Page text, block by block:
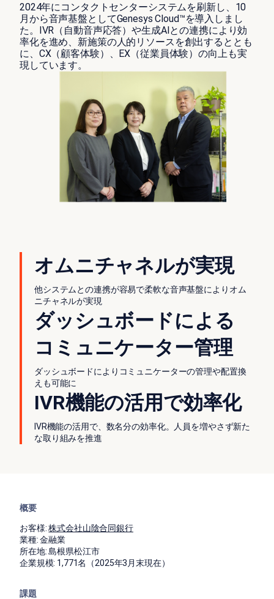
2024年にコンタクトセンターシステムを刷新し、10
月から音声基盤としてGenesys Cloud™を導入しまし
た。IVR（自動音声応答）や生成AIとの連携により効
率化を進め、新施策の人的リソースを創出するととも
に、CX（顧客体験）、EX（従業員体験）の向上も実
現しています。
オムニチャネルが実現
他システムとの連携が容易で柔軟な音声基盤によりオム
ニチャネルが実現
ダッシュボードによる
コミュニケーター管理
ダッシュボードによりコミュニケーターの管理や配置換
えも可能に
IVR機能の活用で効率化
IVR機能の活用で、数名分の効率化。人員を増やさず新た
な取り組みを推進
概要
お客様: 株式会社山陰合同銀行
業種:金融業
所在地:島根県松江市
企業規模: 1,771名（2025年3月末現在）
課題